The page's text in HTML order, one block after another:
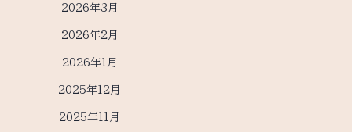
2026年3月
2026年2月
2026年1月
2025年12月
2025年11月